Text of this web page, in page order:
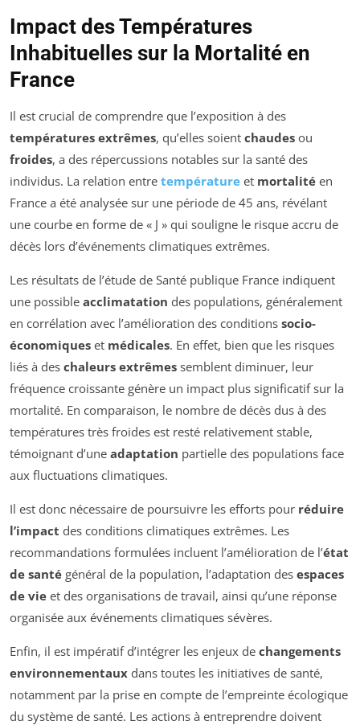
Impact des Températures
Inhabituelles sur la Mortalité en
France
Il est crucial de comprendre que l’exposition à des
températures extrêmes, qu’elles soient chaudes ou
froides, a des répercussions notables sur la santé des
individus. La relation entre température et mortalité en
France a été analysée sur une période de 45 ans, révélant
une courbe en forme de « J » qui souligne le risque accru de
décès lors d’événements climatiques extrêmes.
Les résultats de l’étude de Santé publique France indiquent
une possible acclimatation des populations, généralement
en corrélation avec l’amélioration des conditions socio-
économiques et médicales. En effet, bien que les risques
liés à des chaleurs extrêmes semblent diminuer, leur
fréquence croissante génère un impact plus significatif sur la
mortalité. En comparaison, le nombre de décès dus à des
températures très froides est resté relativement stable,
témoignant d’une adaptation partielle des populations face
aux fluctuations climatiques.
Il est donc nécessaire de poursuivre les efforts pour réduire
l’impact des conditions climatiques extrêmes. Les
recommandations formulées incluent l’amélioration de l’état
de santé général de la population, l’adaptation des espaces
de vie et des organisations de travail, ainsi qu’une réponse
organisée aux événements climatiques sévères.
Enfin, il est impératif d’intégrer les enjeux de changements
environnementaux dans toutes les initiatives de santé,
notamment par la prise en compte de l’empreinte écologique
du système de santé. Les actions à entreprendre doivent